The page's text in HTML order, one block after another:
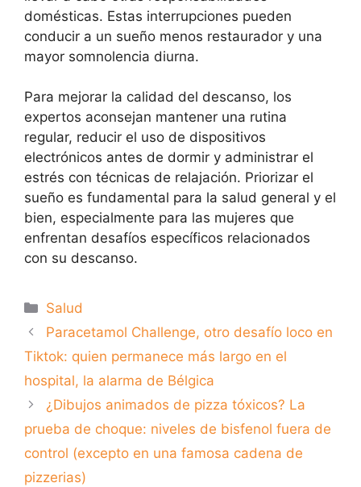
domésticas. Estas interrupciones pueden
conducir a un sueño menos restaurador y una
mayor somnolencia diurna.
Para mejorar la calidad del descanso, los
expertos aconsejan mantener una rutina
regular, reducir el uso de dispositivos
electrónicos antes de dormir y administrar el
estrés con técnicas de relajación. Priorizar el
sueño es fundamental para la salud general y el
bien, especialmente para las mujeres que
enfrentan desafíos específicos relacionados
con su descanso.
Categorías
Salud
Paracetamol Challenge, otro desafío loco en
Tiktok: quien permanece más largo en el
hospital, la alarma de Bélgica
¿Dibujos animados de pizza tóxicos? La
prueba de choque: niveles de bisfenol fuera de
control (excepto en una famosa cadena de
pizzerias)